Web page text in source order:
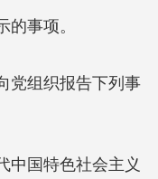
的事项。
党组织报告下列事
中国特色社会主义